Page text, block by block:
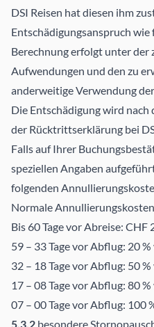
DSI Reisen hat diesen ihm
Entschädigungsanspruch
Berechnung erfolgt unter der
Aufwendungen und den zu
anderweitige Verwendung
Die Entschädigung wird
der Rücktrittserklärung bei
Falls auf Ihrer
speziellen Angaben
folgenden
Normale Annullierungskosten
Bis 60 Tage vor Abreise:
59 – 33 Tage vor Abflug: 20
32 – 18 Tage vor Abflug: 50
17 – 08 Tage vor Abflug: 80
07 – 00 Tage vor Abflug: 100
5.3.2 besondere